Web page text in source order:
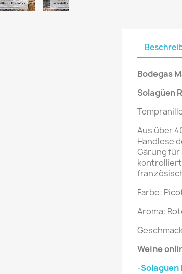
Bodegas
Solagüen
Aus über
Handlese
Gärung für
Farbe:
Aroma:
Weine
-Solaguen